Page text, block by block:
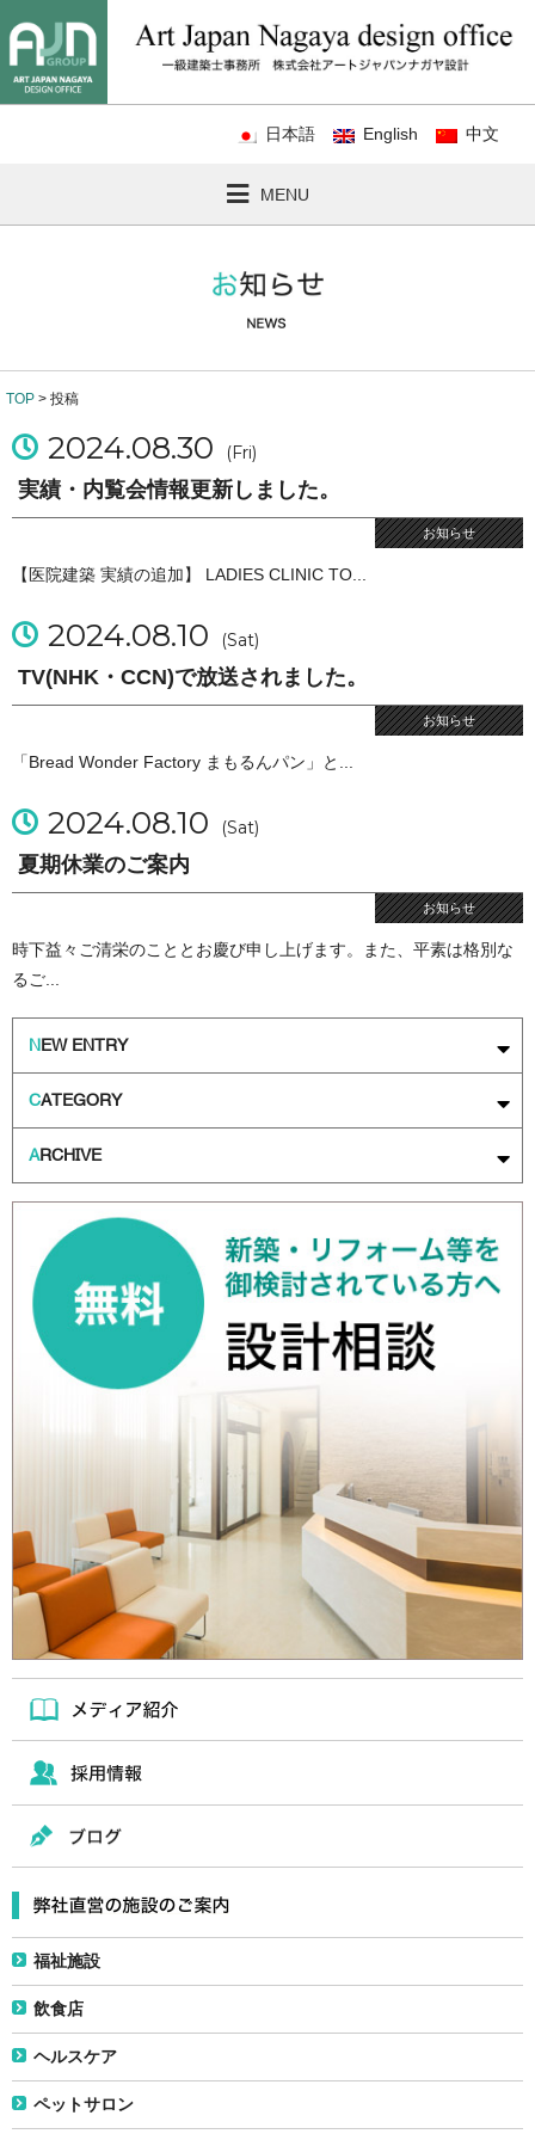
日本語 English 中文
MENU
TOP > 投稿
2024.08.30 (Fri)
実績・内覧会情報更新しました。
お知らせ
【医院建築 実績の追加】 LADIES CLINIC TO...
2024.08.10 (Sat)
TV(NHK・CCN)で放送されました。
お知らせ
「Bread Wonder Factory まもるんパン」と...
2024.08.10 (Sat)
夏期休業のご案内
お知らせ
時下益々ご清栄のこととお慶び申し上げます。また、平素は格別な
るご...
NEW ENTRY
CATEGORY
ARCHIVE
福祉施設
飲食店
ヘルスケア
ペットサロン